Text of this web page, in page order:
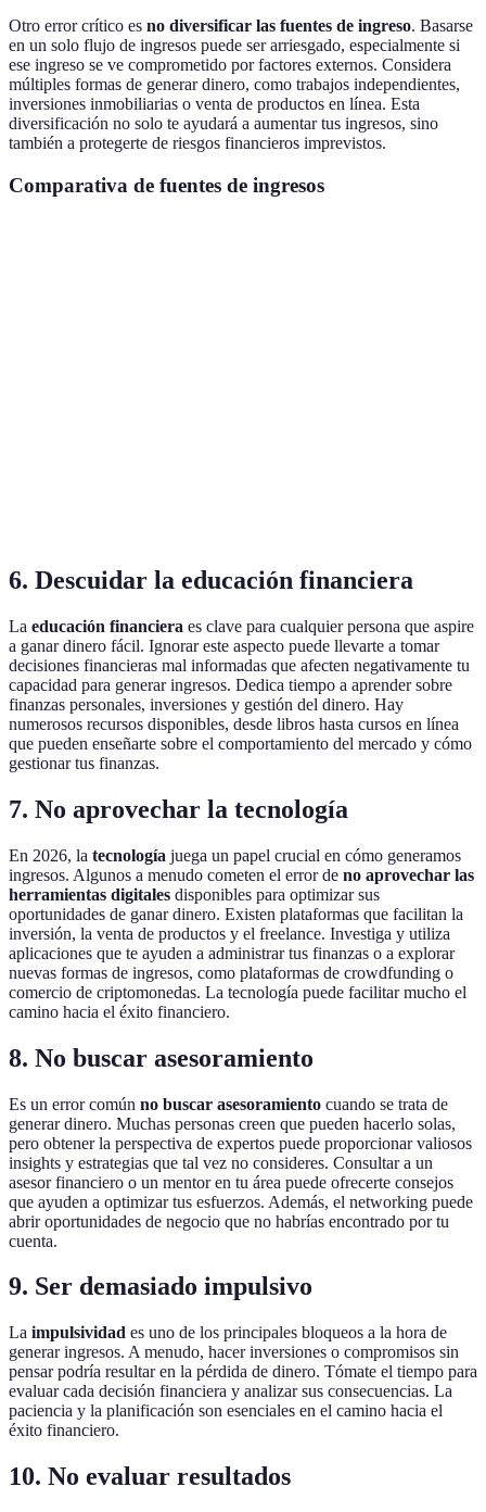
Otro error crítico es no diversificar las fuentes de ingreso. Basarse
en un solo flujo de ingresos puede ser arriesgado, especialmente si
ese ingreso se ve comprometido por factores externos. Considera
múltiples formas de generar dinero, como trabajos independientes,
inversiones inmobiliarias o venta de productos en línea. Esta
diversificación no solo te ayudará a aumentar tus ingresos, sino
también a protegerte de riesgos financieros imprevistos.
Comparativa de fuentes de ingresos
6. Descuidar la educación financiera
La educación financiera es clave para cualquier persona que aspire
a ganar dinero fácil. Ignorar este aspecto puede llevarte a tomar
decisiones financieras mal informadas que afecten negativamente tu
capacidad para generar ingresos. Dedica tiempo a aprender sobre
finanzas personales, inversiones y gestión del dinero. Hay
numerosos recursos disponibles, desde libros hasta cursos en línea
que pueden enseñarte sobre el comportamiento del mercado y cómo
gestionar tus finanzas.
7. No aprovechar la tecnología
En 2026, la tecnología juega un papel crucial en cómo generamos
ingresos. Algunos a menudo cometen el error de no aprovechar las
herramientas digitales disponibles para optimizar sus
oportunidades de ganar dinero. Existen plataformas que facilitan la
inversión, la venta de productos y el freelance. Investiga y utiliza
aplicaciones que te ayuden a administrar tus finanzas o a explorar
nuevas formas de ingresos, como plataformas de crowdfunding o
comercio de criptomonedas. La tecnología puede facilitar mucho el
camino hacia el éxito financiero.
8. No buscar asesoramiento
Es un error común no buscar asesoramiento cuando se trata de
generar dinero. Muchas personas creen que pueden hacerlo solas,
pero obtener la perspectiva de expertos puede proporcionar valiosos
insights y estrategias que tal vez no consideres. Consultar a un
asesor financiero o un mentor en tu área puede ofrecerte consejos
que ayuden a optimizar tus esfuerzos. Además, el networking puede
abrir oportunidades de negocio que no habrías encontrado por tu
cuenta.
9. Ser demasiado impulsivo
La impulsividad es uno de los principales bloqueos a la hora de
generar ingresos. A menudo, hacer inversiones o compromisos sin
pensar podría resultar en la pérdida de dinero. Tómate el tiempo para
evaluar cada decisión financiera y analizar sus consecuencias. La
paciencia y la planificación son esenciales en el camino hacia el
éxito financiero.
10. No evaluar resultados